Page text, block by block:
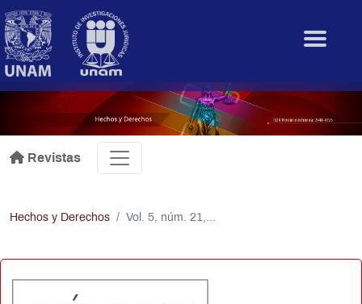
.
Revistas
Hechos y Derechos Vol. 5, núm. 21,...